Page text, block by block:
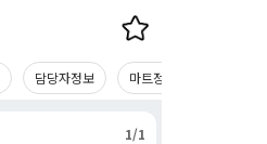
담당자정보 마트정보
1/1